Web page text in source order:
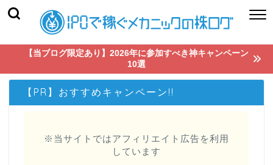
【当ブログ限定あり】2026年に参加すべき神キャンペーン
10選
【PR】おすすめキャンペーン!!
※当サイトではアフィリエイト広告を利用
しています